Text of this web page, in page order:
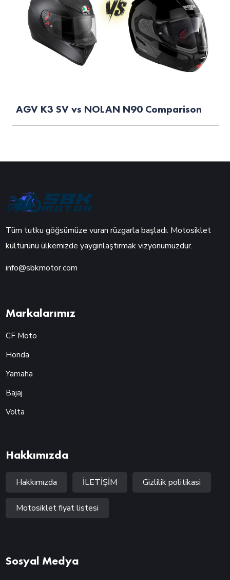
AGV K3 SV vs NOLAN N90 Comparison
Tüm tutku göğsümüze vuran rüzgarla başladı. Motosiklet
kültürünü ülkemizde yaygınlaştırmak vizyonumuzdur.
info@sbkmotor.com
Markalarımız
CF Moto
Honda
Yamaha
Bajaj
Volta
Hakkımızda
Hakkımızda İLETİŞİM Gizlilik politikasi
Motosiklet fiyat listesi
Sosyal Medya